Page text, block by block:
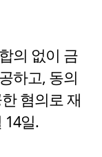
의 없이 금
하고, 동의
혐의로 재
14일.